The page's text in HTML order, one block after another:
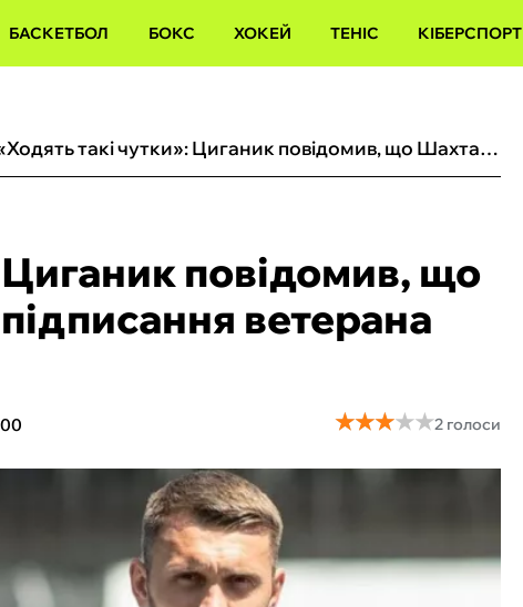
БАСКЕТБОЛ БОКС ХОКЕЙ ТЕНІС КІБЕРСПОРТ
«Ходять такі чутки»: Циганик повідомив, що Шахтар близький до підписання ветерана Динамо
повідомив, що
ветерана
★★★★★
★★★★★2 голоси